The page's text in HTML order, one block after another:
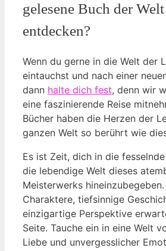
‍gelesene Buch ​der
entdecken?
‍Wenn du ​gerne⁣ in⁤ die⁤ Welt der
eintauchst‌ und nach ​einer⁣
dann​ halte dich ⁢fest, denn wir
eine⁣ faszinierende Reise
Bücher haben die‌ Herzen der
ganzen Welt so berührt‍ wie
Es ist Zeit, dich⁢ in die
die lebendige Welt dieses
Meisterwerks
Charaktere, tiefsinnige
einzigartige Perspektive⁣
Seite. ⁤Tauche ein in eine Welt
Liebe und unvergesslicher